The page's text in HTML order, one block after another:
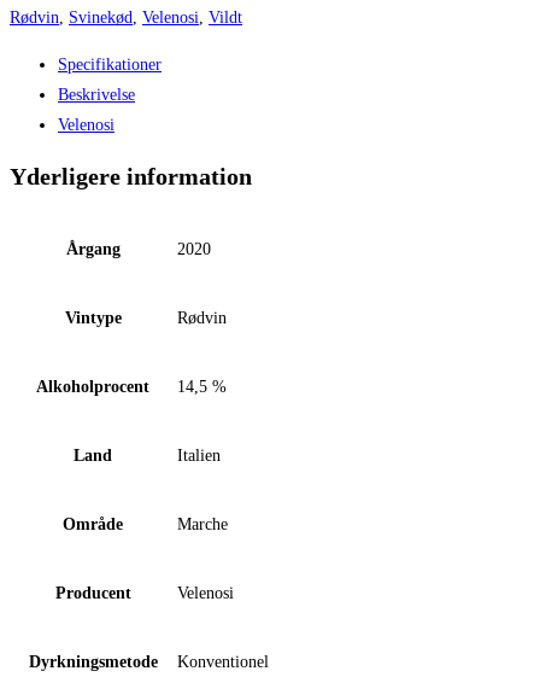
Superiore
DOC
Rødvin
Svinekød Velenosi Vildt
Specifikationer
Beskrivelse
Velenosi
Yderligere information
Årgang 2020
Vintype Rødvin
Alkoholprocent 14,5 %
Land Italien
Område Marche
Producent Velenosi
Dyrkningsmetode Konventionel